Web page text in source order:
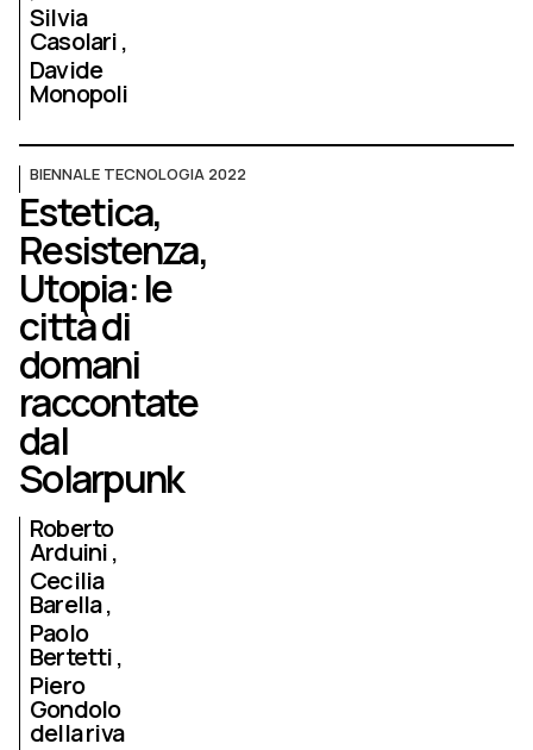
Silvia
Casolari
Davide
Monopoli
BIENNALE TECNOLOGIA 2022
Estetica,
Resistenza,
Utopia: le
città di
domani
raccontate
dal
Solarpunk
Roberto
Arduini
Cecilia
Barella
Paolo
Bertetti
Piero
Gondolo
della riva